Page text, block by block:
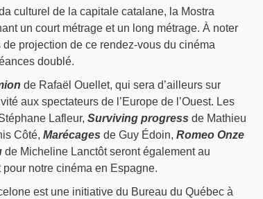
culturel de la capitale catalane, la Mostra
un court métrage et un long métrage. À noter
projection de ce rendez-vous du cinéma
doublé.
de Rafaël Ouellet, qui sera d’ailleurs sur
aux spectateurs de l’Europe de l’Ouest. Les
Lafleur, Surviving progress de Mathieu
Côté, Marécages de Guy Édoin, Romeo Onze
de Micheline Lanctôt seront également au
notre cinéma en Espagne.
est une initiative du Bureau du Québec à